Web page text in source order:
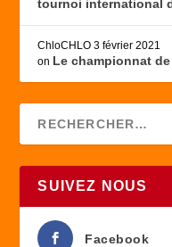
tournoi international
ChloCHLO 3 février 2021
on Le championnat
SUIVEZ NOUS
Facebook